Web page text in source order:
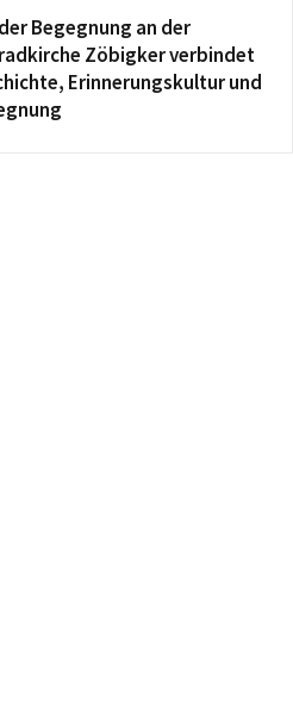
Begegnung an der
Zöbigker verbindet
Erinnerungskultur und